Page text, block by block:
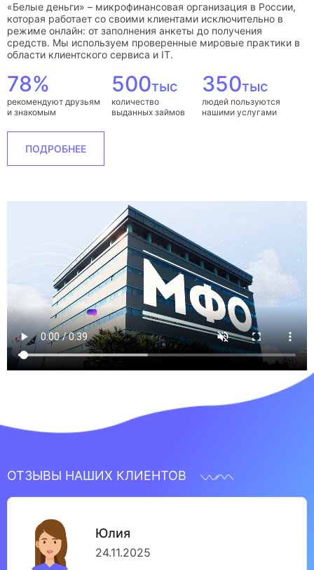
«Белые деньги» – микрофинансовая организация в России,
которая работает со своими клиентами исключительно в
режиме онлайн: от заполнения анкеты до получения
средств. Мы используем проверенные мировые практики в
области клиентского сервиса и IT.
78%
рекомендуют друзьям
и знакомым
500тыс
количество
выданных займов
350тыс
людей пользуются
нашими услугами
ПОДРОБНЕЕ
ОТЗЫВЫ НАШИХ КЛИЕНТОВ
Юлия
24.11.2025